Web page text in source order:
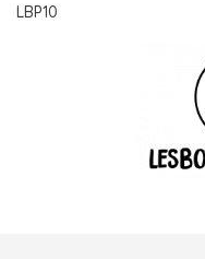
LBP10